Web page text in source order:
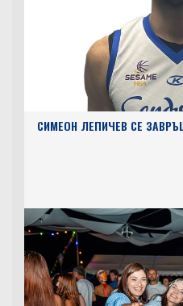
СИМЕОН ЛЕПИЧЕВ СЕ